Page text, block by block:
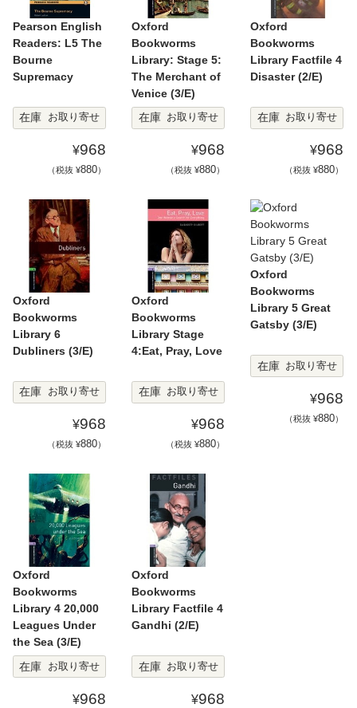
Pearson English
Readers: L5 The
Bourne
Supremacy
在庫 お取り寄せ
¥968
（税抜 ¥880）
Oxford
Bookworms
Library: Stage 5:
The Merchant of
Venice (3/E)
在庫
お取り寄せ
¥968
（税抜 ¥880）
Oxford
Bookworms
Library Factfile 4
Disaster (2/E)
在庫 お取り寄せ
¥968
（税抜 ¥880）
Oxford
Bookworms
Library 6
Dubliners (3/E)
在庫 お取り寄せ
¥968
（税抜 ¥880）
Oxford
Bookworms
Library Stage
4:Eat, Pray, Love
在庫 お取り寄せ
¥968
（税抜 ¥880）
Oxford
Bookworms
Library 5 Great
Gatsby (3/E)
在庫 お取り寄せ
¥968
（税抜 ¥880）
Oxford
Bookworms
Library 4 20,000
Leagues Under
the Sea (3/E)
在庫
お取り寄せ
¥968
Oxford
Bookworms
Library Factfile 4
Gandhi (2/E)
在庫 お取り寄せ
¥968